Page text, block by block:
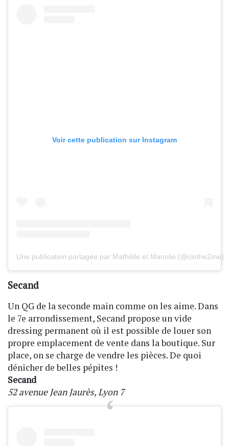
Voir cette publication sur Instagram
Une publication partagée par Mathilde et Manolie (@clothe2me)
Secand
Un QG de la seconde main comme on les aime. Dans
le 7e arrondissement, Secand propose un vide
dressing permanent où il est possible de louer son
propre emplacement de vente dans la boutique. Sur
place, on se charge de vendre les pièces. De quoi
dénicher de belles pépites !
Secand
52 avenue Jean Jaurès, Lyon 7